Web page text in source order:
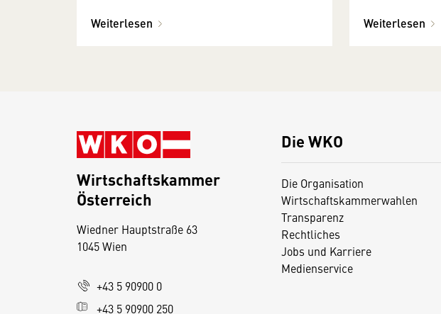
Weiterlesen Weiterlesen
Die WKO
Die Organisation
Wirtschaftskammerwahlen
Transparenz
Rechtliches
Jobs und Karriere
Medienservice
Wirtschaftskammer
Österreich
Wiedner Hauptstraße 63
1045 Wien
+43 5 90900 0
+43 5 90900 250